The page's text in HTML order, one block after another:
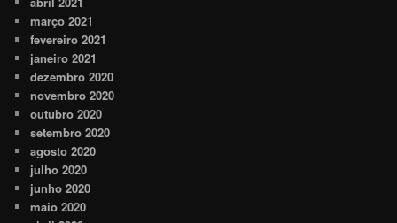
março 2021
fevereiro 2021
janeiro 2021
dezembro 2020
novembro 2020
outubro 2020
setembro 2020
agosto 2020
julho 2020
junho 2020
maio 2020